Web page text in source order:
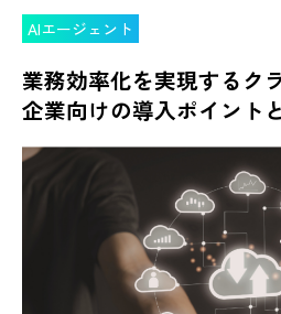
AIエージェント
業務効率化を実現するク
企業向けの導入ポイント